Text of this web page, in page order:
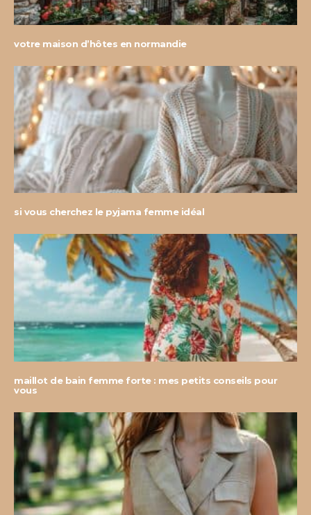
votre maison d’hôtes en normandie
si vous cherchez le pyjama femme idéal
maillot de bain femme forte : mes petits conseils pour
vous